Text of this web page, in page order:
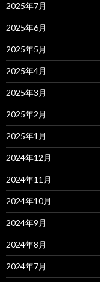
2025年7月
2025年6月
2025年5月
2025年4月
2025年3月
2025年2月
2025年1月
2024年12月
2024年11月
2024年10月
2024年9月
2024年8月
2024年7月